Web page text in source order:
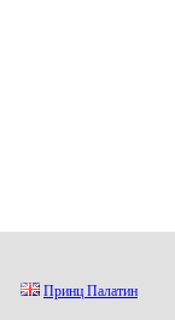
Принц Палатин